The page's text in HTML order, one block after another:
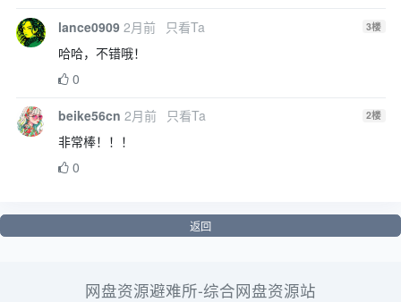
lance0909 2月前 只看Ta 3楼
哈哈，不错哦！
0
beike56cn 2月前 只看Ta 2楼
非常棒！！！
0
返回
网盘资源避难所-综合网盘资源站